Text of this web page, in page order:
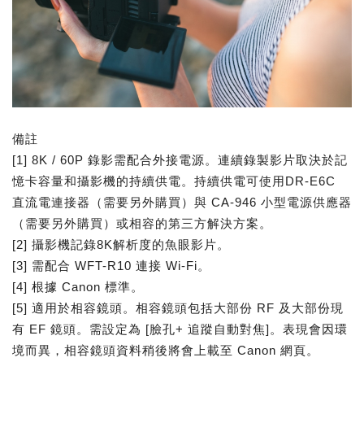
備註
[1] 8K / 60P 錄影需配合外接電源。連續錄製影片取決於記
憶卡容量和攝影機的持續供電。持續供電可使用DR-E6C
直流電連接器（需要另外購買）與 CA-946 小型電源供應器
（需要另外購買）或相容的第三方解決方案。
[2] 攝影機記錄8K解析度的魚眼影片。
[3] 需配合 WFT-R10 連接 Wi-Fi。
[4] 根據 Canon 標準。
[5] 適用於相容鏡頭。相容鏡頭包括大部份 RF 及大部份現
有 EF 鏡頭。需設定為 [臉孔+ 追蹤自動對焦]。表現會因環
境而異，相容鏡頭資料稍後將會上載至 Canon 網頁。